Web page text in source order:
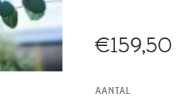
€159,50
AANTAL